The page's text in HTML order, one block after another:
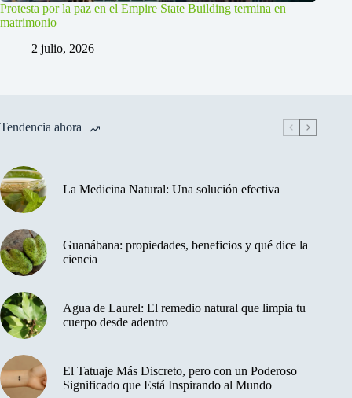
Protesta por la paz en el Empire State Building termina en
matrimonio
2 julio, 2026
Tendencia ahora
La Medicina Natural: Una solución efectiva
Guanábana: propiedades, beneficios y qué dice la
ciencia
Agua de Laurel: El remedio natural que limpia tu
cuerpo desde adentro
El Tatuaje Más Discreto, pero con un Poderoso
Significado que Está Inspirando al Mundo